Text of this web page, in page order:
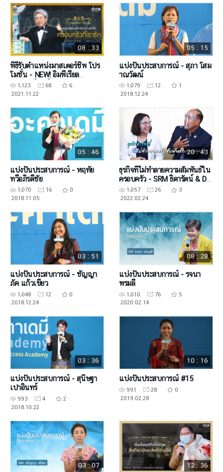
08 : 33
พิธีรับตำแหน่งมาสเตอร์ชิพ โปร
โมชั่น - NEW! อิมพีเรียล
มาสเตอร์ ปาร์ค ดงชอล
1,123 68
6
2021.11.22
05 : 15
แบ่งปันประสบการณ์ - สุภา โสม
าณวัฒน์
1,079 12
1
2018.12.24
05 : 46
แบ่งปันประสบการณ์ - หฤทัย
ทวีอภิรดีชัย
1,070 16
0
2018.11.05
20 : 43
ธุรกิจที่ไม่ทำลายความสัมพันธ์ใน
ครอบครัว - SRM ธิดารัตน์ & DM
เรืองยศ วันโพนทอง
1,057 26
3
2022.02.24
03 : 51
แบ่งปันประสบการณ์ - ชัญญา
ภัค แก้วเขียว
1,048 12
0
2018.12.24
08 : 28
แบ่งปันประสบการณ์ - รจนา
พรมลี
1,010 76
5
2020.02.14
03 : 36
แบ่งปันประสบการณ์ - สุนิษฐา
เปาอินทร์
993 4
2
2018.10.22
10 : 16
แบ่งปันประสบการณ์ #15
991 28
0
2019.02.28
03 : 07 12 : 36